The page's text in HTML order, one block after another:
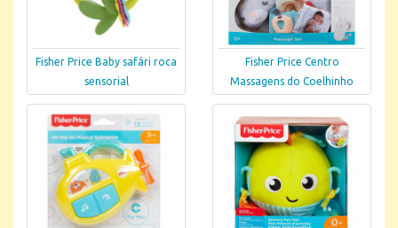
Fisher Price Baby safári roca
sensorial
Fisher Price Centro
Massagens do Coelhinho